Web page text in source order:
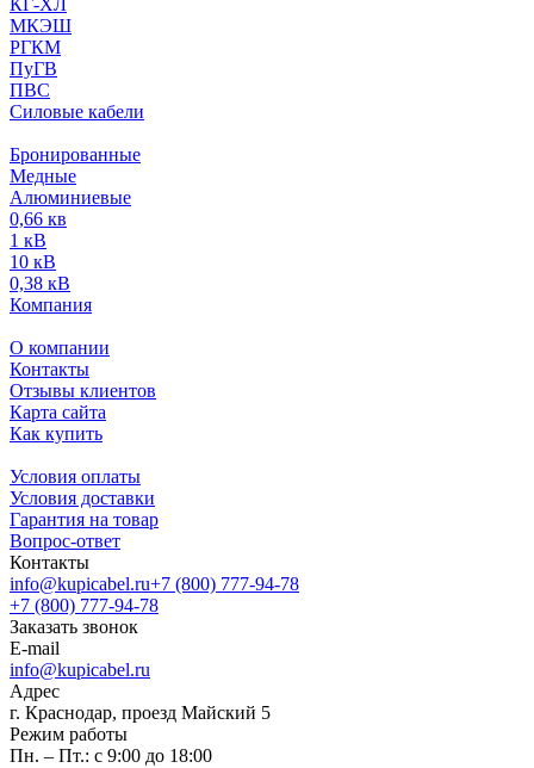
КГ-ХЛ
МКЭШ
РГКМ
ПуГВ
ПВС
Силовые кабели
Бронированные
Медные
Алюминиевые
0,66 кв
1 кВ
10 кВ
0,38 кВ
Компания
О компании
Контакты
Отзывы клиентов
Карта сайта
Как купить
Условия оплаты
Условия доставки
Гарантия на товар
Вопрос-ответ
Контакты
info@kupicabel.ru+7 (800) 777-94-78
+7 (800) 777-94-78
Заказать звонок
E-mail
info@kupicabel.ru
Адрес
г. Краснодар, проезд Майский 5
Режим работы
Пн. – Пт.: с 9:00 до 18:00